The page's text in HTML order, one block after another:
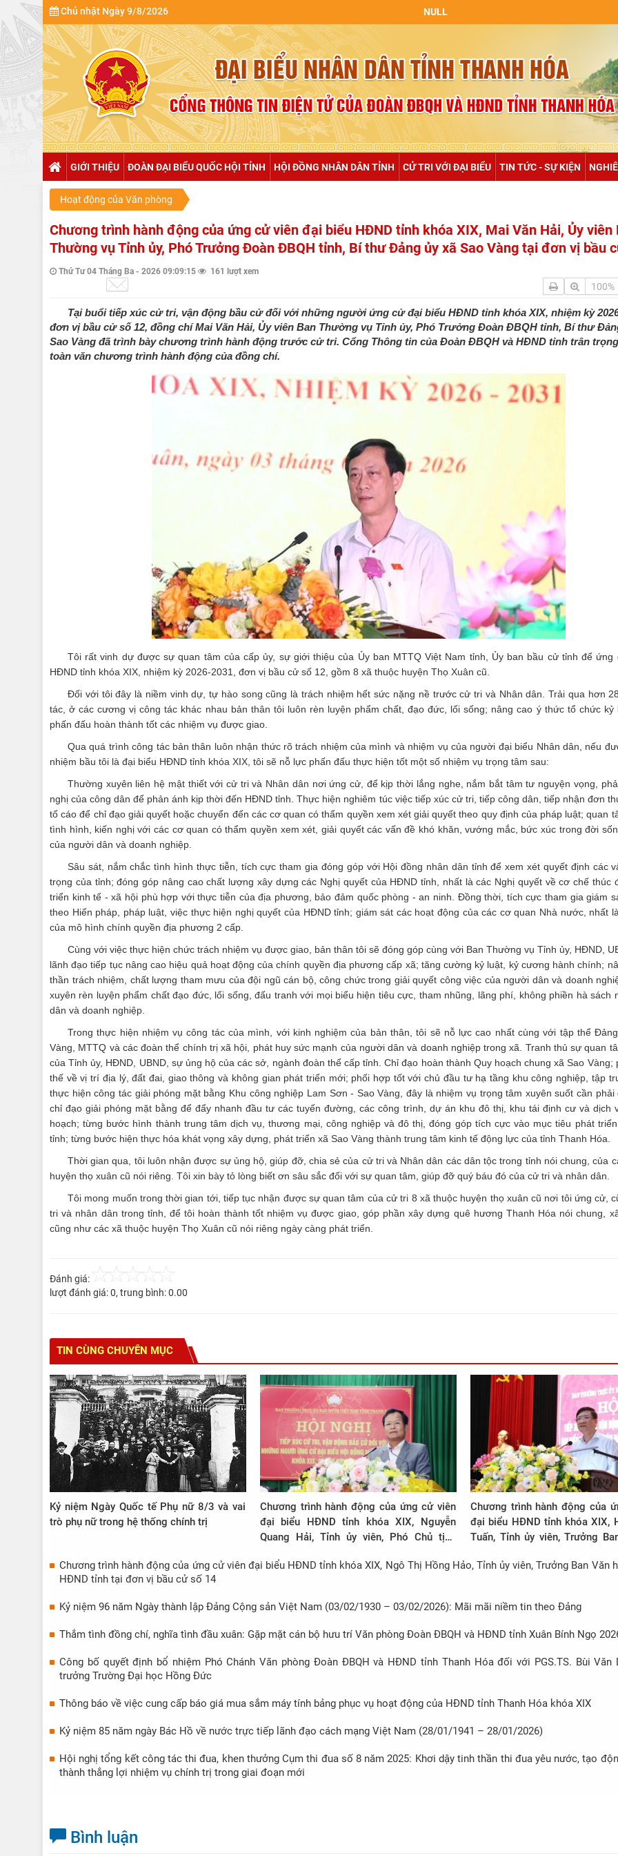
Chủ nhật Ngày 9/8/2026
GIỚI THIỆU ĐOÀN ĐẠI BIỂU QUỐC HỘI TỈNH HỘI ĐỒNG NHÂN DÂN TỈNH CỬ TRI VỚI ĐẠI BIỂU TIN TỨC - SỰ KIỆN
Hoạt động của Văn phòng
Chương trình hành động của ứng cử viên đại biểu HĐND tỉnh khóa XIX, Mai Văn Hải, Ủy viên
Thường vụ Tỉnh ủy, Phó Trưởng Đoàn ĐBQH tỉnh, Bí thư Đảng ủy xã Sao Vàng tại đơn vị bầu
Thứ Tư 04 Tháng Ba - 2026 09:09:15 161 lượt xem
100%
Tại buổi tiếp xúc cử tri, vận động bầu cử đối với những người ứng cử đại biểu HĐND tỉnh khóa XIX, nhiệm kỳ
đơn vị bầu cử số 12, đồng chí Mai Văn Hải, Ủy viên Ban Thường vụ Tỉnh ủy, Phó Trưởng Đoàn ĐBQH tỉnh, Bí thư
Sao Vàng đã trình bày chương trình hành động trước cử tri. Cổng Thông tin của Đoàn ĐBQH và HĐND tỉnh trân
toàn văn chương trình hành động của đồng chí.
Tôi rất vinh dự được sự quan tâm của cấp ủy, sự giới thiệu của Ủy ban MTTQ Việt Nam tỉnh, Ủy ban bầu cử tỉnh để ứng
HĐND tỉnh khóa XIX, nhiệm kỳ 2026-2031, đơn vị bầu cử số 12, gồm 8 xã thuộc huyện Thọ Xuân cũ.
Đối với tôi đây là niềm vinh dự, tự hào song cũng là trách nhiệm hết sức nặng nề trước cử tri và Nhân dân. Trải qua hơn
tác, ở các cương vị công tác khác nhau bản thân tôi luôn rèn luyện phẩm chất, đạo đức, lối sống; nâng cao ý thức tổ chức kỷ
phấn đấu hoàn thành tốt các nhiệm vụ được giao.
Qua quá trình công tác bản thân luôn nhận thức rõ trách nhiệm của mình và nhiệm vụ của người đại biểu Nhân dân, nếu
nhiệm bầu tôi là đại biểu HĐND tỉnh khóa XIX, tôi sẽ nỗ lực phấn đấu thực hiện tốt một số nhiệm vụ trọng tâm sau:
Thường xuyên liên hệ mật thiết với cử tri và Nhân dân nơi ứng cử, để kịp thời lắng nghe, nắm bắt tâm tư nguyện vọng,
nghị của công dân để phản ánh kịp thời đến HĐND tỉnh. Thực hiện nghiêm túc việc tiếp xúc cử tri, tiếp công dân, tiếp nhận đơn
tố cáo để chỉ đạo giải quyết hoặc chuyển đến các cơ quan có thẩm quyền xem xét giải quyết theo quy định của pháp luật; quan
tình hình, kiến nghị với các cơ quan có thẩm quyền xem xét, giải quyết các vấn đề khó khăn, vướng mắc, bức xúc trong đời
của người dân và doanh nghiệp.
Sâu sát, nắm chắc tình hình thực tiễn, tích cực tham gia đóng góp với Hội đồng nhân dân tỉnh để xem xét quyết định các
trọng của tỉnh; đóng góp nâng cao chất lượng xây dựng các Nghị quyết của HĐND tỉnh, nhất là các Nghị quyết về cơ chế thúc
triển kinh tế - xã hội phù hợp với thực tiễn của địa phương, bảo đảm quốc phòng - an ninh. Đồng thời, tích cực tham gia giám
theo Hiến pháp, pháp luật, việc thực hiện nghị quyết của HĐND tỉnh; giám sát các hoạt động của các cơ quan Nhà nước, nhất
của mô hình chính quyền địa phương 2 cấp.
Cùng với việc thực hiện chức trách nhiệm vụ được giao, bản thân tôi sẽ đóng góp cùng với Ban Thường vụ Tỉnh ủy, HĐND,
lãnh đạo tiếp tục nâng cao hiệu quả hoạt động của chính quyền địa phương cấp xã; tăng cường kỷ luật, kỷ cương hành chính;
thần trách nhiệm, chất lượng tham mưu của đội ngũ cán bộ, công chức trong giải quyết công việc của người dân và doanh
xuyên rèn luyện phẩm chất đạo đức, lối sống, đấu tranh với mọi biểu hiện tiêu cực, tham nhũng, lãng phí, không phiền hà sách
dân và doanh nghiệp.
Trong thực hiện nhiệm vụ công tác của mình, với kinh nghiệm của bản thân, tôi sẽ nỗ lực cao nhất cùng với tập thể
Vàng, MTTQ và các đoàn thể chính trị xã hội, phát huy sức mạnh của người dân và doanh nghiệp trong xã. Tranh thủ sự quan
của Tỉnh ủy, HĐND, UBND, sự ủng hộ của các sở, ngành đoàn thể cấp tỉnh. Chỉ đạo hoàn thành Quy hoạch chung xã Sao Vàng;
thế về vị trí địa lý, đất đai, giao thông và không gian phát triển mới; phối hợp tốt với chủ đầu tư hạ tầng khu công nghiệp, tập
thực hiện công tác giải phóng mặt bằng Khu công nghiệp Lam Sơn - Sao Vàng, đây là nhiệm vụ trọng tâm xuyên suốt cần phải
chỉ đạo giải phóng mặt bằng để đẩy nhanh đầu tư các tuyến đường, các công trình, dự án khu đô thị, khu tái định cư và dịch
hoạch; từng bước hình thành trung tâm dịch vụ, thương mại, công nghiệp và đô thị, đóng góp tích cực vào mục tiêu phát
tỉnh; từng bước hiện thực hóa khát vọng xây dựng, phát triển xã Sao Vàng thành trung tâm kinh tế động lực của tỉnh Thanh Hóa.
Thời gian qua, tôi luôn nhận được sự ủng hộ, giúp đỡ, chia sẻ của cử tri và Nhân dân các dân tộc trong tỉnh nói chung, của
huyện thọ xuân cũ nói riêng. Tôi xin bày tỏ lòng biết ơn sâu sắc đối với sự quan tâm, giúp đỡ quý báu đó của cử tri và nhân dân.
Tôi mong muốn trong thời gian tới, tiếp tục nhận được sự quan tâm của cử tri 8 xã thuộc huyện thọ xuân cũ nơi tôi ứng cử,
tri và nhân dân trong tỉnh, để tôi hoàn thành tốt nhiệm vụ được giao, góp phần xây dựng quê hương Thanh Hóa nói chung,
cũng như các xã thuộc huyện Thọ Xuân cũ nói riêng ngày càng phát triển.
Đánh giá:
lượt đánh giá:0, trung bình:0.00
TIN CÙNG CHUYÊN MỤC
Kỷ niệm Ngày Quốc tế Phụ nữ 8/3 và vai
trò phụ nữ trong hệ thống chính trị
Chương trình hành động của ứng cử viên
đại biểu HĐND tỉnh khóa XIX, Nguyễn
Quang Hải, Tỉnh ủy viên, Phó Chủ tịch
Chương trình hành động của
đại biểu HĐND tỉnh khóa XIX,
Tuấn, Tỉnh ủy viên, Trưởng
17
Chương trình hành động của ứng cử viên đại biểu HĐND tỉnh khóa XIX, Ngô Thị Hồng Hảo, Tỉnh ủy viên, Trưởng Ban Văn
HĐND tỉnh tại đơn vị bầu cử số 14
Kỷ niệm 96 năm Ngày thành lập Đảng Cộng sản Việt Nam (03/02/1930 – 03/02/2026): Mãi mãi niềm tin theo Đảng
Thắm tình đồng chí, nghĩa tình đầu xuân: Gặp mặt cán bộ hưu trí Văn phòng Đoàn ĐBQH và HĐND tỉnh Xuân Bính Ngọ
Công bố quyết định bổ nhiệm Phó Chánh Văn phòng Đoàn ĐBQH và HĐND tỉnh Thanh Hóa đối với PGS.TS. Bùi Văn
trưởng Trường Đại học Hồng Đức
Thông báo về việc cung cấp báo giá mua sắm máy tính bảng phục vụ hoạt động của HĐND tỉnh Thanh Hóa khóa XIX
Kỷ niệm 85 năm ngày Bác Hồ về nước trực tiếp lãnh đạo cách mạng Việt Nam (28/01/1941 – 28/01/2026)
Hội nghị tổng kết công tác thi đua, khen thưởng Cụm thi đua số 8 năm 2025: Khơi dậy tinh thần thi đua yêu nước, tạo
thành thắng lợi nhiệm vụ chính trị trong giai đoạn mới
Bình luận